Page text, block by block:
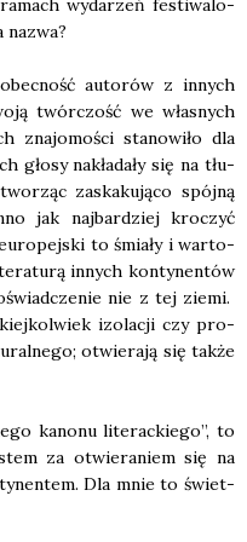
wyda­rzeń festi­wa­lo­
nazwa?
auto­rów z innych
twór­czość we wła­snych
zna­jo­mo­ści sta­no­wi­ło dla
gło­sy nakła­da­ły się na tłu­
zaska­ku­ją­co spój­ną
jak naj­bar­dziej kro­czyć
to śmia­ły i war­to­
innych kon­ty­nen­tów
nie z tej zie­mi.
izo­la­cji czy pro­
otwie­ra­ją się tak­że
kano­nu lite­rac­kie­go”, to
za otwie­ra­niem się na
Dla mnie to świet­